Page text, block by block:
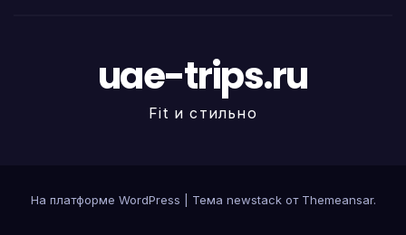
uae-trips.ru
Fit и стильно
На платформе WordPress Тема newstack от Themeansar.